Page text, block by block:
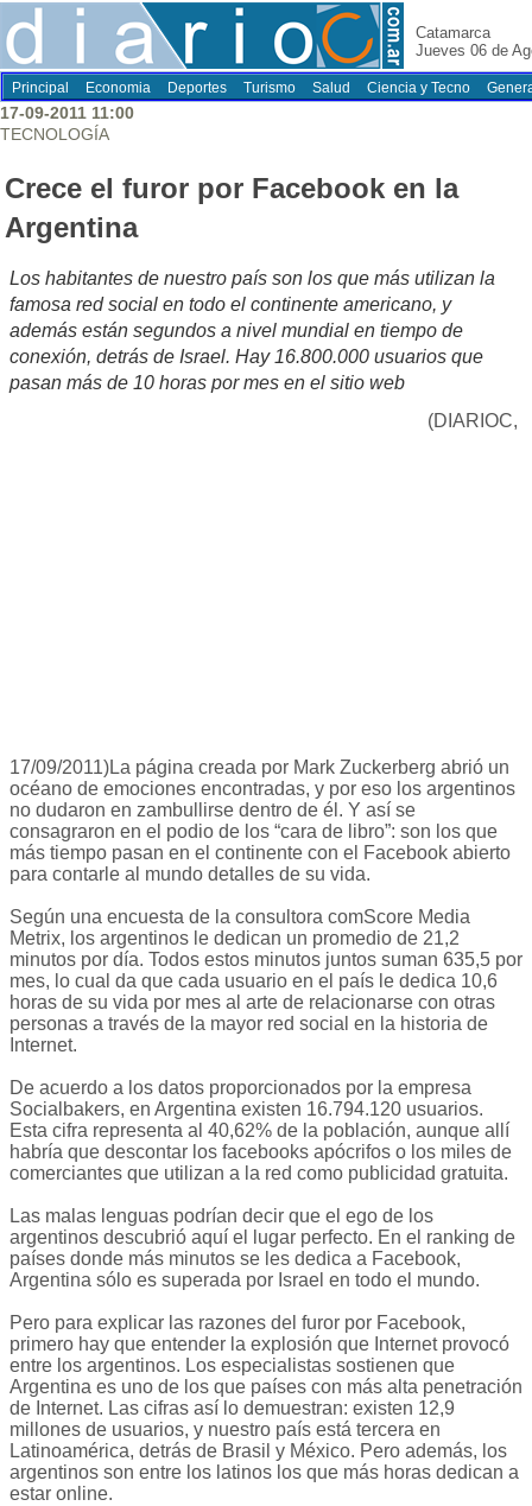
Catamarca
Jueves 06 de
Principal Economia Deportes Turismo Salud Ciencia y Tecno
17-09-2011 11:00
TECNOLOGÍA
Crece el furor por Facebook en la
Argentina
Los habitantes de nuestro país son los que más utilizan la
famosa red social en todo el continente americano, y
además están segundos a nivel mundial en tiempo de
conexión, detrás de Israel. Hay 16.800.000 usuarios que
pasan más de 10 horas por mes en el sitio web
(DIARIOC,
17/09/2011)La página creada por Mark Zuckerberg abrió un
océano de emociones encontradas, y por eso los argentinos
no dudaron en zambullirse dentro de él. Y así se
consagraron en el podio de los “cara de libro”: son los que
más tiempo pasan en el continente con el Facebook abierto
para contarle al mundo detalles de su vida.
Según una encuesta de la consultora comScore Media
Metrix, los argentinos le dedican un promedio de 21,2
minutos por día. Todos estos minutos juntos suman 635,5 por
mes, lo cual da que cada usuario en el país le dedica 10,6
horas de su vida por mes al arte de relacionarse con otras
personas a través de la mayor red social en la historia de
Internet.
De acuerdo a los datos proporcionados por la empresa
Socialbakers, en Argentina existen 16.794.120 usuarios.
Esta cifra representa al 40,62% de la población, aunque allí
habría que descontar los facebooks apócrifos o los miles de
comerciantes que utilizan a la red como publicidad gratuita.
Las malas lenguas podrían decir que el ego de los
argentinos descubrió aquí el lugar perfecto. En el ranking de
países donde más minutos se les dedica a Facebook,
Argentina sólo es superada por Israel en todo el mundo.
Pero para explicar las razones del furor por Facebook,
primero hay que entender la explosión que Internet provocó
entre los argentinos. Los especialistas sostienen que
Argentina es uno de los que países con más alta penetración
de Internet. Las cifras así lo demuestran: existen 12,9
millones de usuarios, y nuestro país está tercera en
Latinoamérica, detrás de Brasil y México. Pero además, los
argentinos son entre los latinos los que más horas dedican a
estar online.